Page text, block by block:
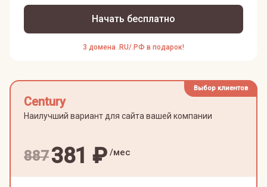
Начать бесплатно
3 домена .RU/.РФ в подарок!
Выбор клиентов
Century
Наилучший вариант для сайта вашей компании
887381 ₽ /мес